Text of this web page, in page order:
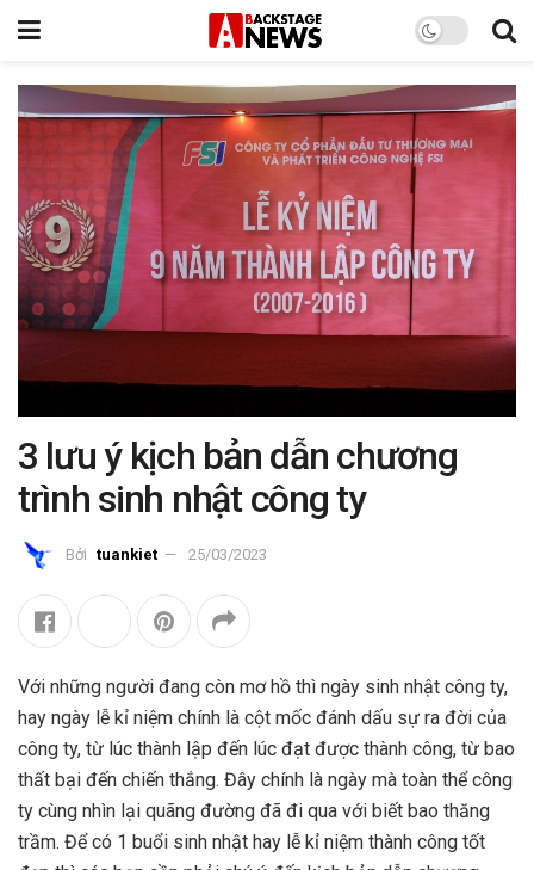
3 lưu ý kịch bản dẫn chương
trình sinh nhật công ty
Bởi tuankiet 25/03/2023
Với những người đang còn mơ hồ thì ngày sinh nhật công ty,
hay ngày lễ kỉ niệm chính là cột mốc đánh dấu sự ra đời của
công ty, từ lúc thành lập đến lúc đạt được thành công, từ bao
thất bại đến chiến thắng. Đây chính là ngày mà toàn thể công
ty cùng nhìn lại quãng đường đã đi qua với biết bao thăng
trầm. Để có 1 buổi sinh nhật hay lễ kỉ niệm thành công tốt